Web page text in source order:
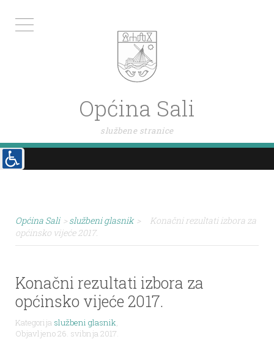
Općina Sali
službene stranice
Općina Sali > službeni glasnik >
Konačni rezultati izbora za
općinsko vijeće 2017.
Konačni rezultati izbora za
općinsko vijeće 2017.
Kategorija službeni glasnik,
Objavljeno 26. svibnja 2017.